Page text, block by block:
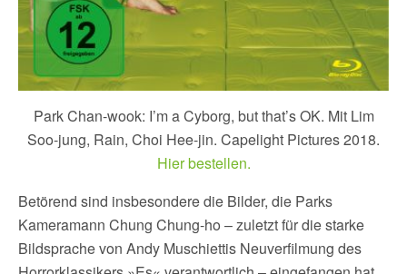
Park Chan-wook: I’m a Cyborg, but that’s OK. Mit Lim
Soo-jung, Rain, Choi Hee-jin. Capelight Pictures 2018.
Hier bestellen.
Betörend sind insbesondere die Bilder, die Parks
Kameramann Chung Chung-ho – zuletzt für die starke
Bildsprache von Andy Muschiettis Neuverfilmung des